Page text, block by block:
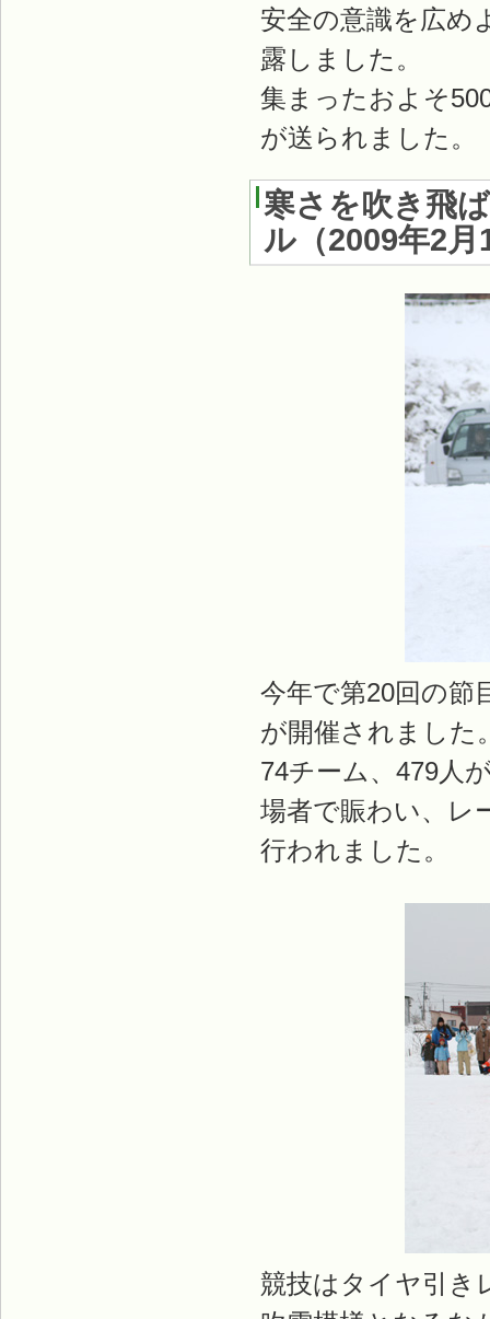
安全の意識を広め
露しました。
集まったおよそ
が送られました。
寒さを吹き飛
ル （2009年2月
今年で第20回の節
が開催されました
74チーム、479人
場者で賑わい、レ
行われました。
競技はタイヤ引き